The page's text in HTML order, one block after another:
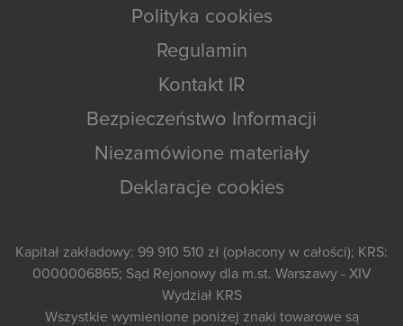
Polityka cookies
Regulamin
Kontakt IR
Bezpieczeństwo Informacji
Niezamówione materiały
Deklaracje cookies
Kapitał zakładowy: 99 910 510 zł (opłacony w całości); KRS:
0000006865; Sąd Rejonowy dla m.st. Warszawy - XIV
Wydział KRS
Wszystkie wymienione poniżej znaki towarowe są